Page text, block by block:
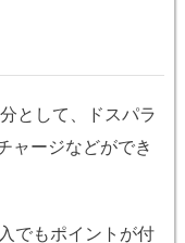
として、ドスパラ
ャージなどができ
でもポイントが付